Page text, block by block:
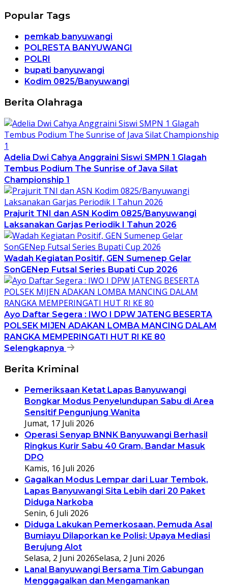
Popular Tags
pemkab banyuwangi
POLRESTA BANYUWANGI
POLRI
bupati banyuwangi
Kodim 0825/Banyuwangi
Berita Olahraga
Adelia Dwi Cahya Anggraini Siswi SMPN 1 Glagah
Tembus Podium The Sunrise of Java Silat
Championship 1
Prajurit TNI dan ASN Kodim 0825/Banyuwangi
Laksanakan Garjas Periodik I Tahun 2026
Wadah Kegiatan Positif, GEN Sumenep Gelar
SonGENep Futsal Series Bupati Cup 2026
Ayo Daftar Segera : IWO I DPW JATENG BESERTA
POLSEK MIJEN ADAKAN LOMBA MANCING DALAM
RANGKA MEMPERINGATI HUT RI KE 80
Selengkapnya
Berita Kriminal
Pemeriksaan Ketat Lapas Banyuwangi
Bongkar Modus Penyelundupan Sabu di Area
Sensitif Pengunjung Wanita
Jumat, 17 Juli 2026
Operasi Senyap BNNK Banyuwangi Berhasil
Ringkus Kurir Sabu 40 Gram, Bandar Masuk
DPO
Kamis, 16 Juli 2026
Gagalkan Modus Lempar dari Luar Tembok,
Lapas Banyuwangi Sita Lebih dari 20 Paket
Diduga Narkoba
Senin, 6 Juli 2026
Diduga Lakukan Pemerkosaan, Pemuda Asal
Bumiayu Dilaporkan ke Polisi; Upaya Mediasi
Berujung Alot
Selasa, 2 Juni 2026Selasa, 2 Juni 2026
Lanal Banyuwangi Bersama Tim Gabungan
Menggagalkan dan Mengamankan